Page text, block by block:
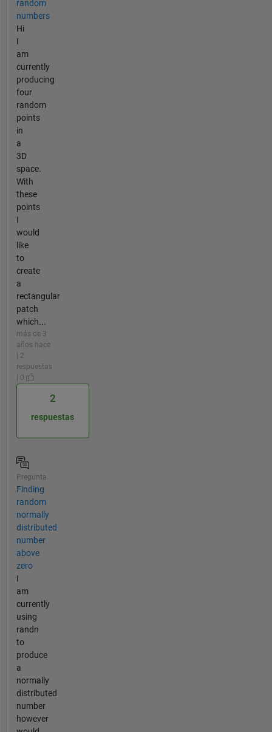
random
numbers
Hi
I
am
currently
producing
four
random
points
in
a
3D
space.
With
these
points
I
would
like
to
create
a
rectangular
patch
which...
más de 3
años hace
| 2
respuestas
| 0
2
respuestas
Pregunta
Finding
random
normally
distributed
number
above
zero
I
am
currently
using
randn
to
produce
a
normally
distributed
number
however